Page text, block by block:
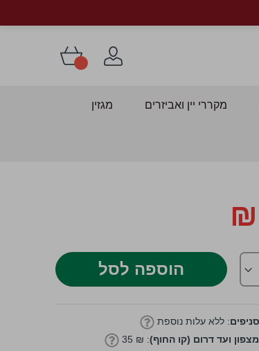
מקררי יין ואביזרים מגזין
הוספה לסל
: ללא עלות נוספת
ועד דרום (קו החוף): ₪ 35